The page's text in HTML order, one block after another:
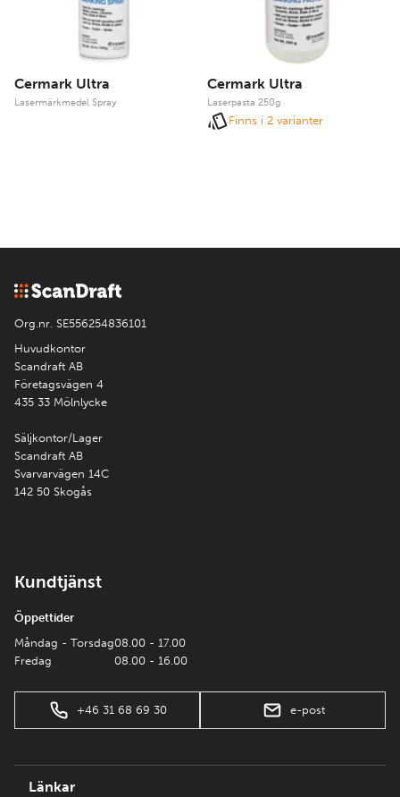
Cermark Ultra
Lasermärkmedel Spray
Cermark Ultra
Laserpasta 250g
Finns i 2 varianter
Org.nr. SE556254836101
Huvudkontor
Scandraft AB
Företagsvägen 4
435 33 Mölnlycke
Säljkontor/Lager
Scandraft AB
Svarvarvägen 14C
142 50 Skogås
Kundtjänst
Öppettider
Måndag - Torsdag
Fredag
08.00 - 17.00
08.00 - 16.00
+46 31 68 69 30 e-post
Länkar